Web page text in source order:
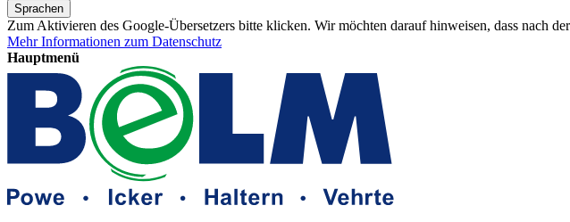
Sprachen
Zum Aktivieren des Google-Übersetzers bitte klicken. Wir möchten darauf hinweisen, dass nach
Mehr Informationen zum Datenschutz
Hauptmenü